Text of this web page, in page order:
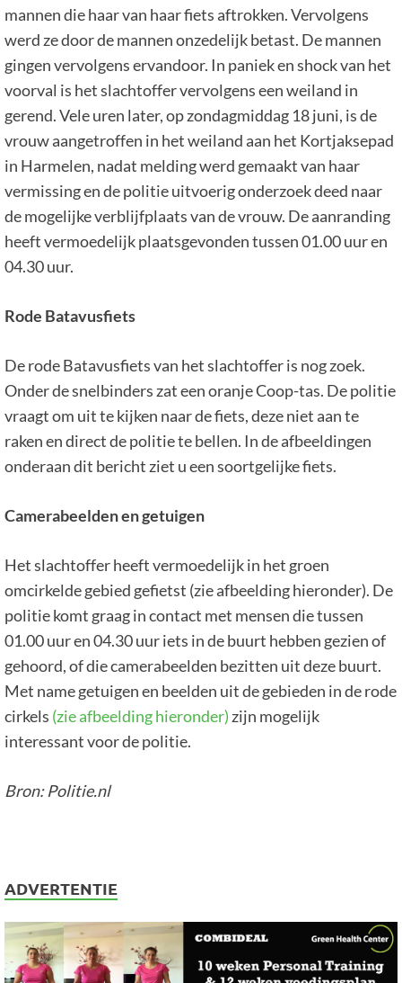
mannen die haar van haar fiets aftrokken. Vervolgens
werd ze door de mannen onzedelijk betast. De mannen
gingen vervolgens ervandoor. In paniek en shock van het
voorval is het slachtoffer vervolgens een weiland in
gerend. Vele uren later, op zondagmiddag 18 juni, is de
vrouw aangetroffen in het weiland aan het Kortjaksepad
in Harmelen, nadat melding werd gemaakt van haar
vermissing en de politie uitvoerig onderzoek deed naar
de mogelijke verblijfplaats van de vrouw. De aanranding
heeft vermoedelijk plaatsgevonden tussen 01.00 uur en
04.30 uur.
Rode Batavusfiets
De rode Batavusfiets van het slachtoffer is nog zoek.
Onder de snelbinders zat een oranje Coop-tas. De politie
vraagt om uit te kijken naar de fiets, deze niet aan te
raken en direct de politie te bellen. In de afbeeldingen
onderaan dit bericht ziet u een soortgelijke fiets.
Camerabeelden en getuigen
Het slachtoffer heeft vermoedelijk in het groen
omcirkelde gebied gefietst (zie afbeelding hieronder). De
politie komt graag in contact met mensen die tussen
01.00 uur en 04.30 uur iets in de buurt hebben gezien of
gehoord, of die camerabeelden bezitten uit deze buurt.
Met name getuigen en beelden uit de gebieden in de rode
cirkels (zie afbeelding hieronder) zijn mogelijk
interessant voor de politie.
Bron: Politie.nl
ADVERTENTIE